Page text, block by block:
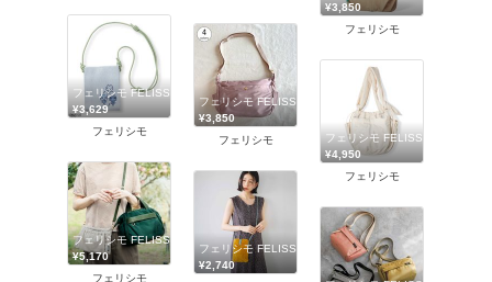
¥3,850
フェリシモ
フェリシモ FELISSIMO
¥3,629
フェリシモ
フェリシモ FELISSIMO
¥3,850
フェリシモ
フェリシモ FELISSIMO
¥4,950
フェリシモ
フェリシモ FELISSIMO
¥5,170
フェリシモ
フェリシモ FELISSIMO
¥2,740